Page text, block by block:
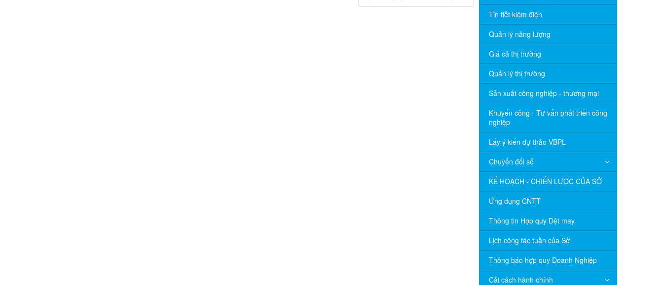
Tin tiết kiệm điện
Quản lý năng lượng
Giá cả thị trường
Quản lý thị trường
Sản xuất công nghiệp - thương mại
Khuyến công - Tư vấn phát triển công
nghiệp
Lấy ý kiến dự thảo VBPL
Chuyển đổi số
KẾ HOẠCH - CHIẾN LƯỢC CỦA SỞ
Ứng dụng CNTT
Thông tin Hợp quy Dệt may
Lịch công tác tuần của Sở
Thông báo hợp quy Doanh Nghiệp
Cải cách hành chính